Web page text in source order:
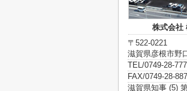
株式会社
〒522-0221
滋賀県彦根市野
TEL/0749-28-
FAX/0749-28-
滋賀県知事 (5)